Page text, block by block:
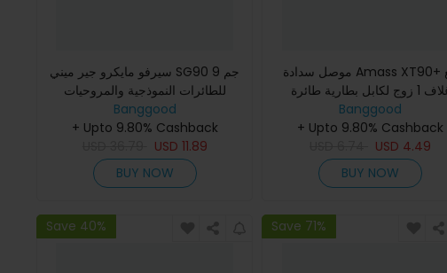
سيرفو مايكرو جير ميني SG90 9 جم
للطائرات النموذجية والمروحيات
Banggood
+ Upto 9.80% Cashback
USD 11.89
BUY NOW
موصل سدادة Amass XT90+ مع
غلاف 1 زوج لكابل بطارية طائرة
الدرون RC والسيارة
Banggood
+ Upto 9.80% Cashback
USD 4.49
BUY NOW
Save 40% Save 71%